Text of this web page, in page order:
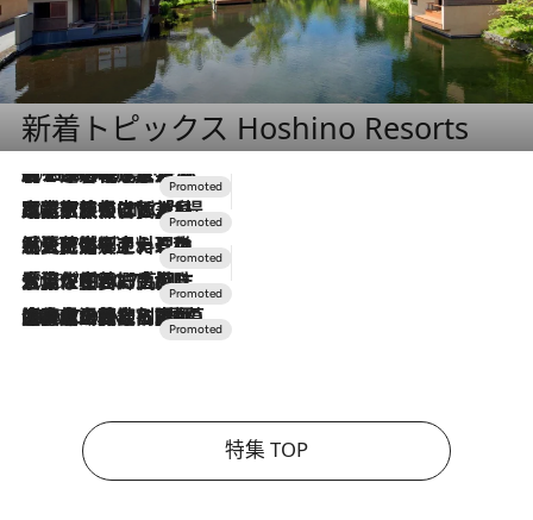
新着トピックス Hoshino Resorts
2026.8.7
【トンボの足水浴】ヒノキの香りに包まれて涼感マックス！約13℃の湧水かけ流しを避暑地「星野温泉 トンボの湯」で体験
2026.7.31
【ホテル帰省】という選択肢をOMOが提案。家族とほどよい距離を保つには「昼は実家、夜は気兼ねなくホテルで！」
2026.7.24
【夏限定ディナーコース】旬を迎える稚鮎や花ズッキーニなどをイタリア・トスカーナの郷土料理の手法で満喫！
2026.7.17
「土佐和ハーブかき氷」がOMO7高知に登場！生姜、山椒、大葉など目にも舌にも涼を呼ぶ郷土の味
2026.7.10
NEW OPEN！【界 草津】名湯の地に誕生。趣の異なる2種の温泉と上州ならではの会席・蕎麦割烹など美食を味わう究極の癒やし旅
特集 TOP